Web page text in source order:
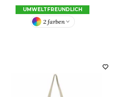
UMWELTFREUNDLICH
2 farben